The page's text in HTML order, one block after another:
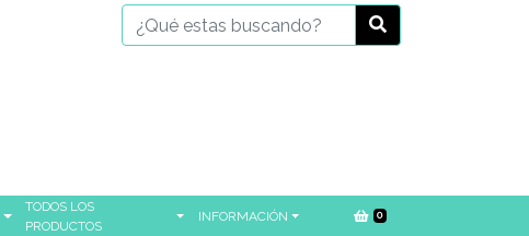
TODOS LOS
PRODUCTOS
INFORMACIÓN 0